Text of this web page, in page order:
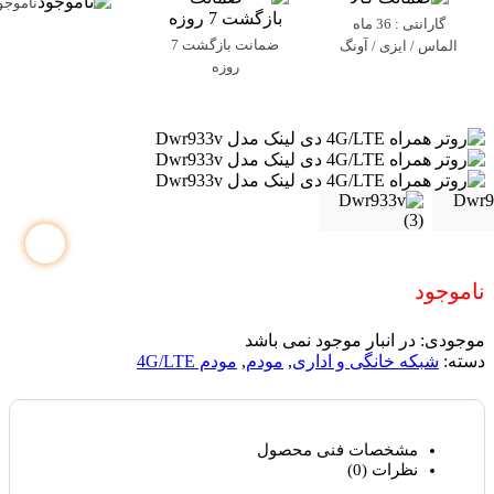
گارانتی : 36 ماه
الماس / ایزی / آونگ
ضمانت بازگشت 7
روزه
ناموجود
موجودی: در انبار موجود نمی باشد
دسته: شبکه خانگی و اداری, مودم, مودم 4G/LTE
مشخصات فنی محصول
نظرات (0)